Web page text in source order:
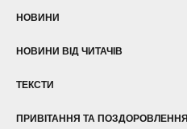
НОВИНИ
НОВИНИ ВІД ЧИТАЧІВ
ТЕКСТИ
ПРИВІТАННЯ ТА ПОЗДОРОВЛЕННЯ